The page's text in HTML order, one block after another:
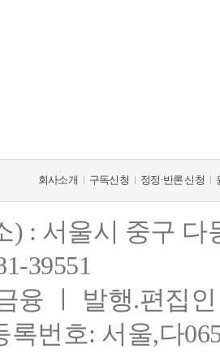
회사소개 구독신청 정정·반론 신청
) : 서울시 중구
39551
융 ㅣ 발행.편집
록번호: 서울,다